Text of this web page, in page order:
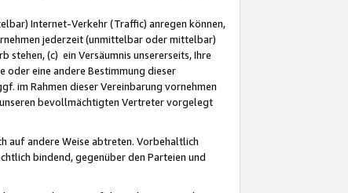
Internet-Verkehr (Traffic) anregen können,
jederzeit (unmittelbar oder mittelbar)
(c) ein Versäumnis unsererseits, Ihre
oder eine andere Bestimmung dieser
im Rahmen dieser Vereinbarung vornehmen
bevollmächtigten Vertreter vorgelegt
auf andere Weise abtreten. Vorbehaltlich
bindend, gegenüber den Parteien und